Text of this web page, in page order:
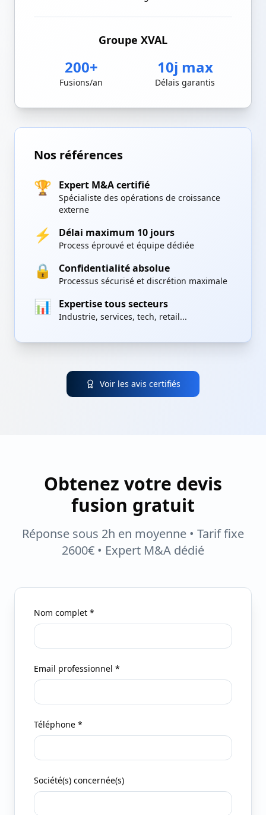
Groupe XVAL
200+
Fusions/an
10j max
Délais garantis
Nos références
🏆 Expert M&A certifié
Spécialiste des opérations de croissance
externe
⚡ Délai maximum 10 jours
Process éprouvé et équipe dédiée
🔒 Confidentialité absolue
Processus sécurisé et discrétion maximale
📊 Expertise tous secteurs
Industrie, services, tech, retail...
Voir les avis certifiés
Obtenez votre devis
fusion gratuit
Réponse sous 2h en moyenne • Tarif fixe
2600€ • Expert M&A dédié
Nom complet *
Email professionnel *
Téléphone *
Société(s) concernée(s)